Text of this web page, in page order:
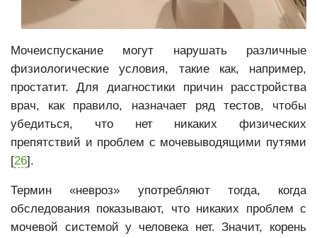
Мочеиспускание могут нарушать различные
физиологические условия, такие как, например,
простатит. Для диагностики причин расстройства
врач, как правило, назначает ряд тестов, чтобы
убедиться, что нет никаких физических
препятствий и проблем с мочевыводящими путями
[26].
Термин «невроз» употребляют тогда, когда
обследования показывают, что никаких проблем с
мочевой системой у человека нет. Значит, корень